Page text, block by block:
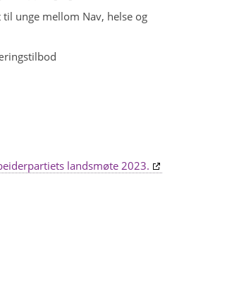
unge mellom Nav, helse og
landsmøte 2023.